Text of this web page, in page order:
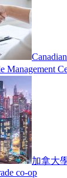
Management
加拿大
co-op